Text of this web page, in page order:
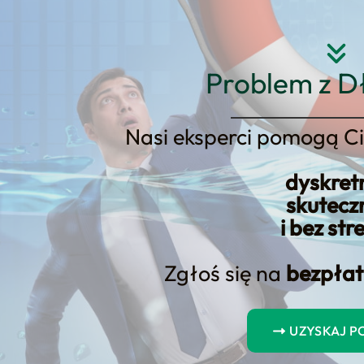
Problem z
Nasi eksperci pomogą
i bez
Zgłoś się na
UZYSKAJ
Strona główna O nas
to są pożyczki payday i jak